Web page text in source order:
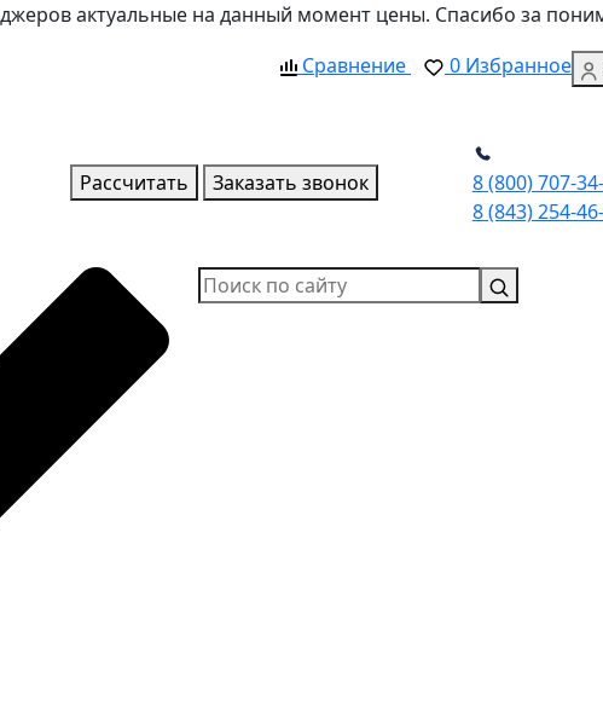
актуальные на данный момент цены. Спасибо за
Сравнение
0 Избранное
Рассчитать Заказать звонок
8 (800) 707-
8 (843) 254-